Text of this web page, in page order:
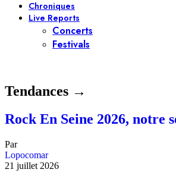
Chroniques
Live Reports
Concerts
Festivals
Tendances →
Rock En Seine 2026, notre
Par
Lopocomar
21 juillet 2026